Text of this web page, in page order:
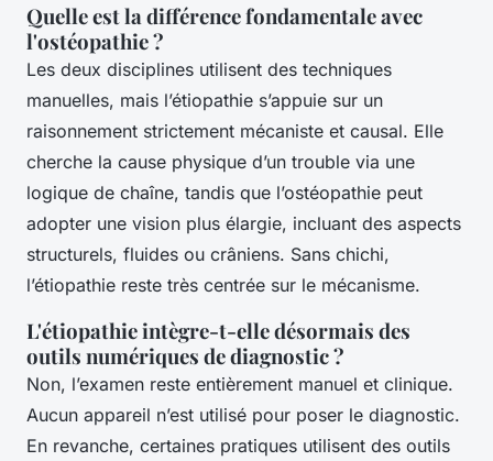
Quelle est la différence fondamentale avec
l'ostéopathie ?
Les deux disciplines utilisent des techniques
manuelles, mais l’étiopathie s’appuie sur un
raisonnement strictement mécaniste et causal. Elle
cherche la cause physique d’un trouble via une
logique de chaîne, tandis que l’ostéopathie peut
adopter une vision plus élargie, incluant des aspects
structurels, fluides ou crâniens. Sans chichi,
l’étiopathie reste très centrée sur le mécanisme.
L'étiopathie intègre-t-elle désormais des
outils numériques de diagnostic ?
Non, l’examen reste entièrement manuel et clinique.
Aucun appareil n’est utilisé pour poser le diagnostic.
En revanche, certaines pratiques utilisent des outils